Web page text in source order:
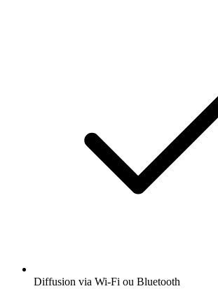
Diffusion via Wi-Fi ou Bluetooth